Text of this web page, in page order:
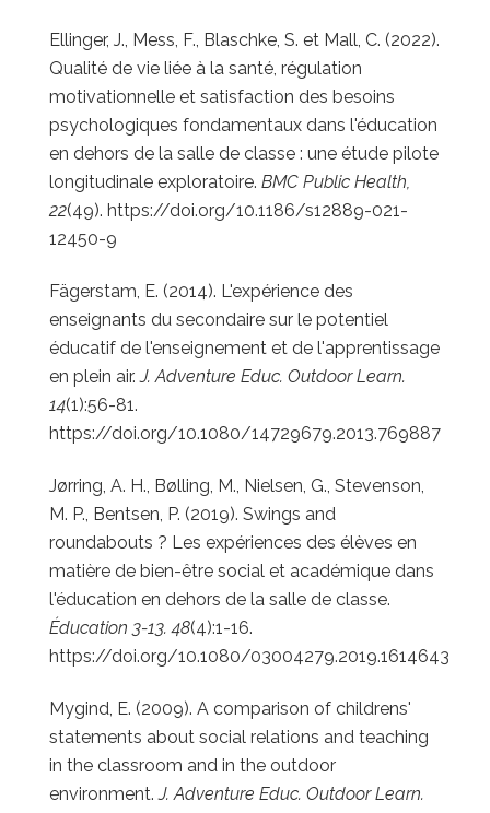
Ellinger, J., Mess, F., Blaschke, S. et Mall, C. (2022).
Qualité de vie liée à la santé, régulation
motivationnelle et satisfaction des besoins
psychologiques fondamentaux dans l'éducation
en dehors de la salle de classe : une étude pilote
longitudinale exploratoire. BMC Public Health,
22(49). https://doi.org/10.1186/s12889-021-
12450-9
Fägerstam, E. (2014). L'expérience des
enseignants du secondaire sur le potentiel
éducatif de l'enseignement et de l'apprentissage
en plein air.J. Adventure Educ. Outdoor Learn.
14(1):56-81.
https://doi.org/10.1080/14729679.2013.769887
Jørring, A. H., Bølling, M., Nielsen, G., Stevenson,
M. P., Bentsen, P. (2019). Swings and
roundabouts ? Les expériences des élèves en
matière de bien-être social et académique dans
l'éducation en dehors de la salle de classe.
Éducation 3-13. 48(4):1-16.
https://doi.org/10.1080/03004279.2019.1614643
Mygind, E. (2009). A comparison of childrens'
statements about social relations and teaching
in the classroom and in the outdoor
environment.J. Adventure Educ. Outdoor Learn.